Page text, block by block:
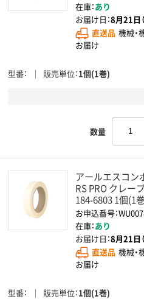
在庫：あり
お届け日：8月21日
直送品 機械・
お届け
型番 販売単位 1個(1巻)
数量
アールエスコン
RS PRO クレー
184-6803 1個(1巻
お申込番号：
在庫：あり
お届け日：8月21日
直送品 機械・
お届け
型番 販売単位 1個(1巻)